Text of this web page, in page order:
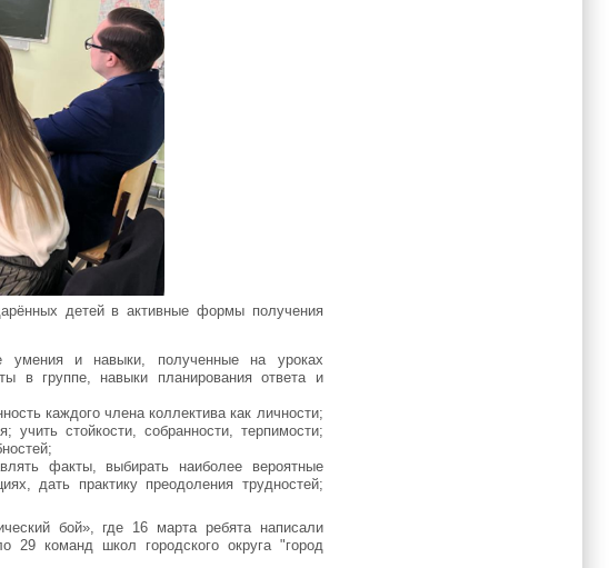
детей в активные формы получения
умения и навыки, полученные на уроках
в группе, навыки планирования ответа и
каждого члена коллектива как личности;
стойкости, собранности, терпимости;
факты, выбирать наиболее вероятные
дать практику преодоления трудностей;
бой», где 16 марта ребята написали
29 команд школ городского округа "город